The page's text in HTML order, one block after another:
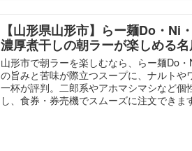
【山形県山形市】らー麺Do・Ni
濃厚煮干しの朝ラーが楽しめる
山形市で朝ラーを楽しむなら、らー麺Do
の旨みと苦味が際立つスープに、ナルトや
一杯が評判。二郎系やアホマシマシなど個
し、食券・券売機でスムーズに注文できま